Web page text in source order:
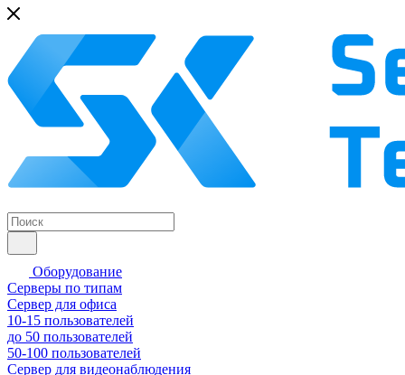
Оборудование
Серверы по типам
Сервер для офиса
10-15 пользователей
до 50 пользователей
50-100 пользователей
Сервер для видеонаблюдения